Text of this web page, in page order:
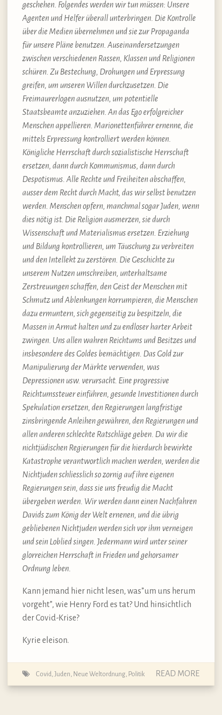
geschehen. Folgendes werden wir tun müssen: Unsere
Agenten und Helfer überall unterbringen. Die Kontrolle
über die Medien übernehmen und sie zur Propaganda
für unsere Pläne benutzen. Auseinandersetzungen
zwischen verschiedenen Rassen, Klassen und Religionen
schüren. Zu Bestechung, Drohungen und Erpressung
greifen, um unseren Willen durchzusetzen. Die
Freimaurerlogen ausnutzen, um potentielle
Staatsbeamte anzuziehen. An das Ego erfolgreicher
Menschen appellieren. Marionettenführer ernenne, die
mittels Erpressung kontrolliert werden können.
Königliche Herrschaft durch sozialistische Herrschaft
ersetzen, dann durch Kommunismus, dann durch
Despotismus. Alle Rechte und Freiheiten abschaffen,
ausser dem Recht durch Macht, das wir selbst benutzen
werden. Menschen opfern, manchmal sogar Juden, wenn
dies nötig ist. Die Religion ausmerzen, sie durch
Wissenschaft und Materialismus ersetzen. Erziehung
und Bildung kontrollieren, um Täuschung zu verbreiten
und den Intellekt zu zerstören. Die Geschichte zu
unserem Nutzen umschreiben, unterhaltsame
Zerstreuungen schaffen, den Geist der Menschen mit
Schmutz und Ablenkungen korrumpieren, die Menschen
dazu ermuntern, sich gegenseitig zu bespitzeln, die
Massen in Armut halten und zu endloser harter Arbeit
zwingen. Uns allen wahren Reichtums und Besitzes und
insbesondere des Goldes bemächtigen. Das Gold zur
Manipulierung der Märkte verwenden, was
Depressionen usw. verursacht. Eine progressive
Reichtumssteuer einführen, gesunde Investitionen durch
Spekulation ersetzen, den Regierungen langfristige
zinsbringende Anleihen gewähren, den Regierungen und
allen anderen schlechte Ratschläge geben. Da wir die
nichtjüdischen Regierungen für die hierdurch bewirkte
Katastrophe verantwortlich machen werden, werden die
Nichtjuden schliesslich so zornig auf ihre eigenen
Regierungen sein, dass sie uns freudig die Macht
übergeben werden. Wir werden dann einen Nachfahren
Davids zum König der Welt ernenen, und die übrig
gebliebenen Nichtjuden werden sich vor ihm verneigen
und sein Loblied singen. Jedermann wird unter seiner
glorreichen Herrschaft in Frieden und gehorsamer
Ordnung leben.
Kann jemand hier nicht lesen, was”um uns herum
vorgeht”, wie Henry Ford es tat? Und hinsichtlich
der Covid-Krise?
Kyrie eleison.
Covid, Juden, Neue Weltordnung, Politik READ MORE